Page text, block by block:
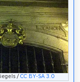
/CC BY-SA 3.0